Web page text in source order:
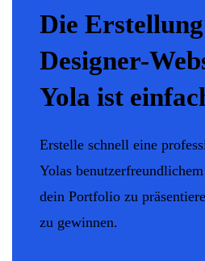
Die
Designer-
Yola ist
Erstelle schnell eine
Yolas
dein Portfolio zu
zu gewinnen.